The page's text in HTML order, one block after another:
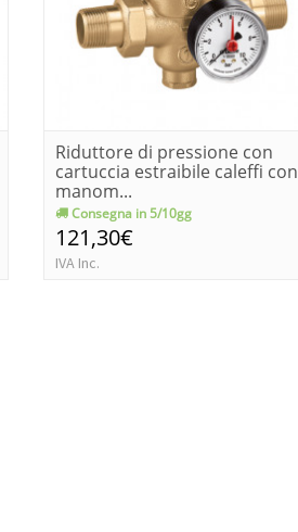
Riduttore di pressione con
cartuccia estraibile caleffi con
manom...
Consegna in 5/10gg
121,30€
IVA Inc.